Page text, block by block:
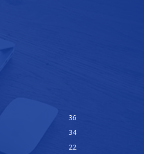
36
34
22